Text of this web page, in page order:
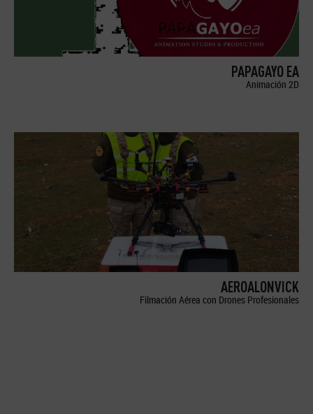
PAPAGAYO EA
Animación 2D
AEROALONVICK
Filmación Aérea con Drones Profesionales